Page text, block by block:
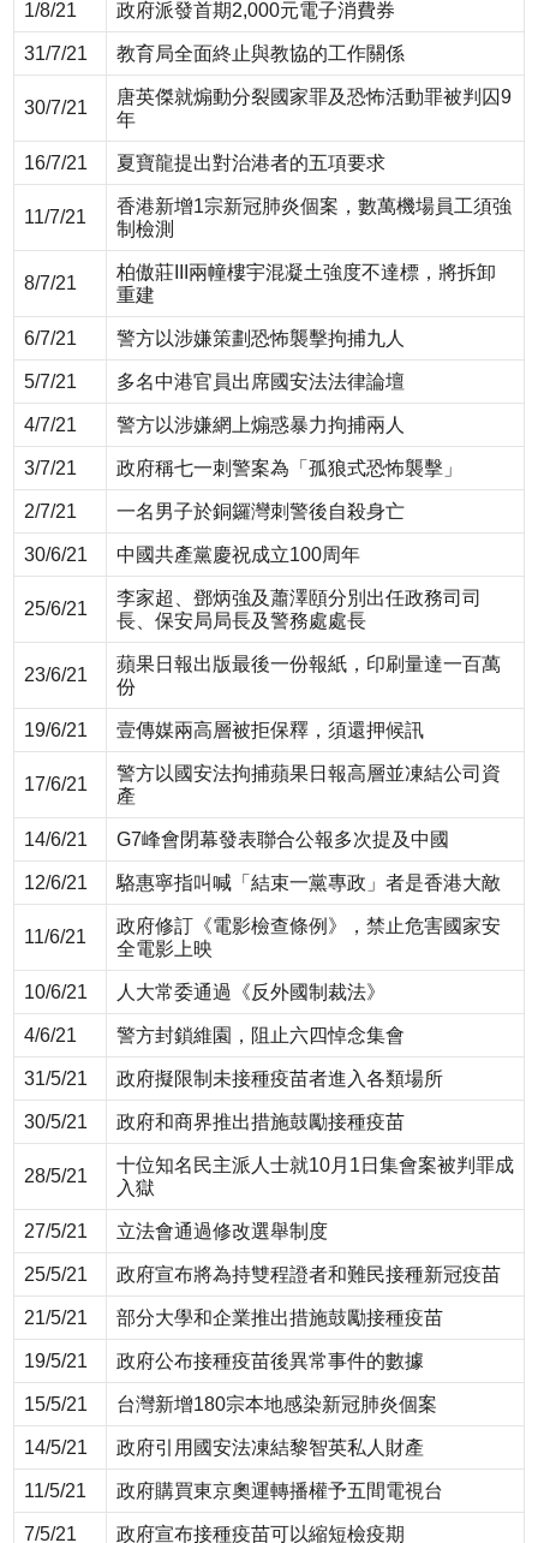
1/8/21 政府派發首期2,000元電子消費券
31/7/21 教育局全面終止與教協的工作關係
30/7/21
唐英傑就煽動分裂國家罪及恐怖活動罪被判囚9
年
16/7/21 夏寶龍提出對治港者的五項要求
11/7/21
香港新增1宗新冠肺炎個案，數萬機場員工須強
制檢測
8/7/21
柏傲莊III兩幢樓宇混凝土強度不達標，將拆卸
重建
6/7/21 警方以涉嫌策劃恐怖襲擊拘捕九人
5/7/21 多名中港官員出席國安法法律論壇
4/7/21 警方以涉嫌網上煽惑暴力拘捕兩人
3/7/21 政府稱七一刺警案為「孤狼式恐怖襲擊」
2/7/21 一名男子於銅鑼灣刺警後自殺身亡
30/6/21 中國共產黨慶祝成立100周年
25/6/21
李家超、鄧炳強及蕭澤頤分別出任政務司司
長、保安局局長及警務處處長
23/6/21
蘋果日報出版最後一份報紙，印刷量達一百萬
份
19/6/21 壹傳媒兩高層被拒保釋，須還押候訊
17/6/21
警方以國安法拘捕蘋果日報高層並凍結公司資
產
14/6/21 G7峰會閉幕發表聯合公報多次提及中國
12/6/21 駱惠寧指叫喊「結束一黨專政」者是香港大敵
11/6/21
政府修訂《電影檢查條例》，禁止危害國家安
全電影上映
10/6/21 人大常委通過《反外國制裁法》
4/6/21 警方封鎖維園，阻止六四悼念集會
31/5/21 政府擬限制未接種疫苗者進入各類場所
30/5/21 政府和商界推出措施鼓勵接種疫苗
28/5/21
十位知名民主派人士就10月1日集會案被判罪成
入獄
27/5/21 立法會通過修改選舉制度
25/5/21 政府宣布將為持雙程證者和難民接種新冠疫苗
21/5/21 部分大學和企業推出措施鼓勵接種疫苗
19/5/21 政府公布接種疫苗後異常事件的數據
15/5/21 台灣新增180宗本地感染新冠肺炎個案
14/5/21 政府引用國安法凍結黎智英私人財產
11/5/21 政府購買東京奧運轉播權予五間電視台
7/5/21 政府宣布接種疫苗可以縮短檢疫期